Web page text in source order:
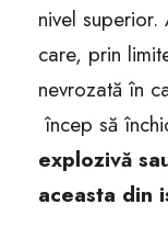
nivel
care, prin
nevrozată în
încep să
explozivă
aceasta din